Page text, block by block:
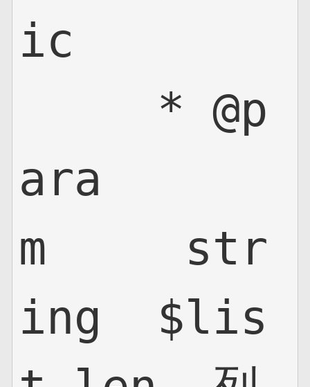
ic
* @p
ara
m     str
ing  $lis